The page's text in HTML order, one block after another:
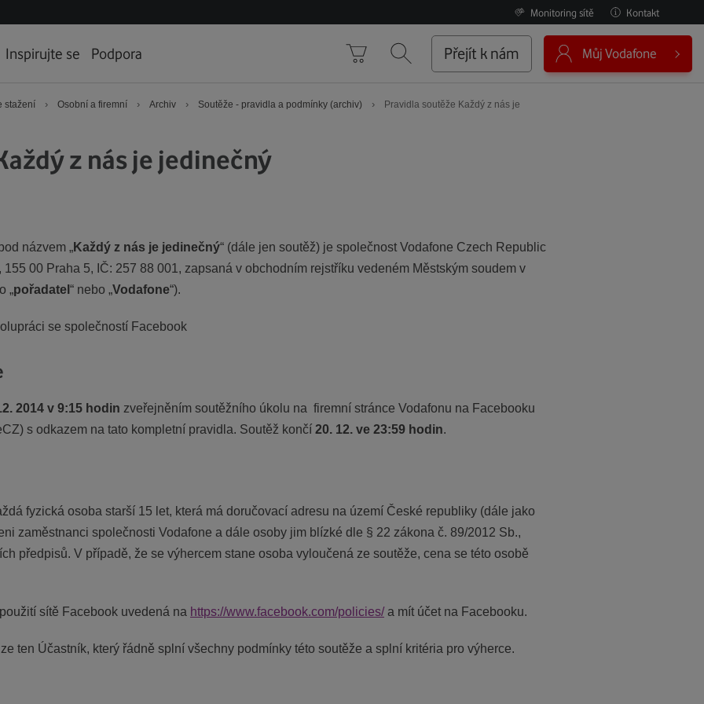
Kontakt
Monitoring sítě
Inspirujte se Podpora Košík
VyhledáváníPřejít k nám Můj Vodafone
stažení › Osobní a firemní › Archiv › Soutěže - pravidla a podmínky (archiv) › Pravidla soutěže Každý z nás je
z nás je jedinečný
názvem „Každý z nás je jedinečný“ (dále jen soutěž) je společnost Vodafone Czech Republic
00 Praha 5, IČ: 257 88 001, zapsaná v obchodním rejstříku vedeném Městským soudem v
„pořadatel “ nebo „Vodafone“).
se společností Facebook
2014 v 9:15 hodin zveřejněním soutěžního úkolu na firemní stránce Vodafonu na Facebooku
s odkazem na tato kompletní pravidla. Soutěž končí 20. 12. ve 23:59 hodin.
fyzická osoba starší 15 let, která má doručovací adresu na území České republiky (dále jako
zaměstnanci společnosti Vodafone a dále osoby jim blízké dle § 22 zákona č. 89/2012 Sb.,
předpisů. V případě, že se výhercem stane osoba vyloučená ze soutěže, cena se této osobě
sítě Facebook uvedená na https://www.facebook.com/policies/a mít účet na Facebooku.
ten Účastník, který řádně splní všechny podmínky této soutěže a splní kritéria pro výherce.